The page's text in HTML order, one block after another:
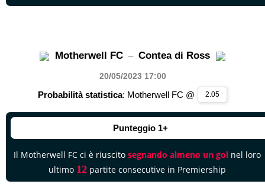
Motherwell FC – Contea di Ross
20/05/2023 17:00
Probabilità statistica: Motherwell FC @ 2.05
Punteggio 1+
Il Motherwell FC ci è riuscito segnando almeno un gol nel loro
ultimo 12 partite consecutive in Premiership